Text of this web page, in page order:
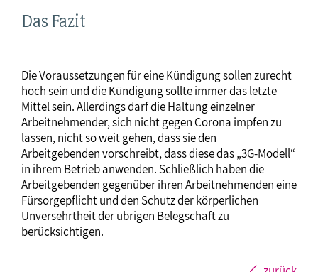
Das Fazit
Die Voraussetzungen für eine Kündigung sollen zurecht
hoch sein und die Kündigung sollte immer das letzte
Mittel sein. Allerdings darf die Haltung einzelner
Arbeitnehmender, sich nicht gegen Corona impfen zu
lassen, nicht so weit gehen, dass sie den
Arbeitgebenden vorschreibt, dass diese das „3G-Modell“
in ihrem Betrieb anwenden. Schließlich haben die
Arbeitgebenden gegenüber ihren Arbeitnehmenden eine
Fürsorgepflicht und den Schutz der körperlichen
Unversehrtheit der übrigen Belegschaft zu
berücksichtigen.